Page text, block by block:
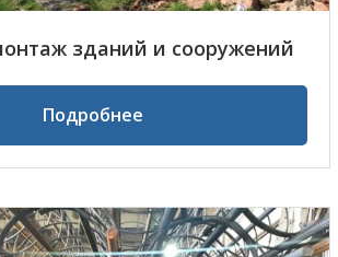
зданий и сооружений
Подробнее